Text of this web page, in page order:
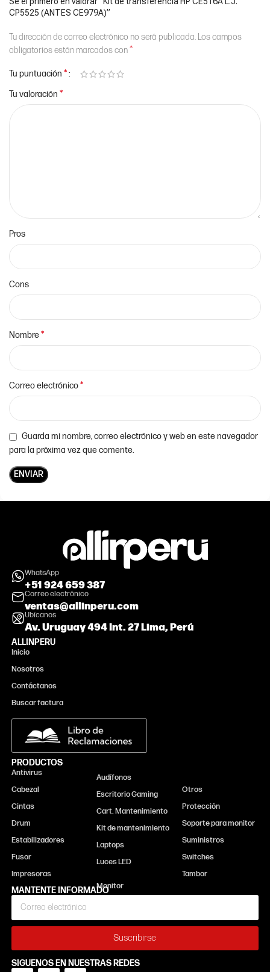
CP5525 (ANTES CE979A)”
Tu dirección de correo electrónico no será publicada. Los campos
obligatorios están marcados con*
Tu puntuación *
Tu valoración *
Pros
Cons
Nombre*
Correo electrónico*
Guarda mi nombre, correo electrónico y web en este navegador
para la próxima vez que comente.
WhatsApp
+51 924 659 387
Correo electrónico
ventas@allinperu.com
Ubícanos
Av. Uruguay 494 Int. 27 Lima, Perú
ALLINPERU
Inicio
Nosotros
Contáctanos
Buscar factura
PRODUCTOS
Antivirus
Cabezal
Cintas
Drum
Estabilizadores
Fusor
Impresoras
Audífonos
Escritorio Gaming
Cart. Mantenimiento
Kit de mantenimiento
Laptops
Luces LED
Otros
Protección
Soporte para monitor
Suministros
Switches
Tambor
MANTENTE INFORMADO
Suscribirse
SIGUENOS EN NUESTRAS REDES